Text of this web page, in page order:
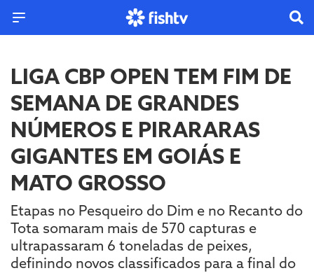
LIGA CBP OPEN TEM FIM DE
SEMANA DE GRANDES
NÚMEROS E PIRARARAS
GIGANTES EM GOIÁS E
MATO GROSSO
Etapas no Pesqueiro do Dim e no Recanto do
Tota somaram mais de 570 capturas e
ultrapassaram 6 toneladas de peixes,
definindo novos classificados para a final do